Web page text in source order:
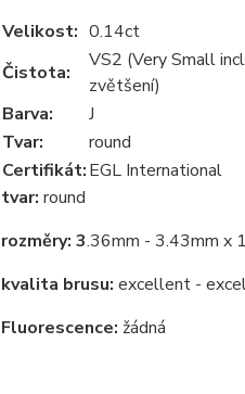
Velikost: 0.14ct
Čistota:
VS2 (Very Small
zvětšení)
Barva:
J
Tvar:
round
Certifikát:EGL International
tvar: round
rozměry: 3.36mm - 3.43mm x
kvalita brusu: excellent -
Fluorescence: žádná